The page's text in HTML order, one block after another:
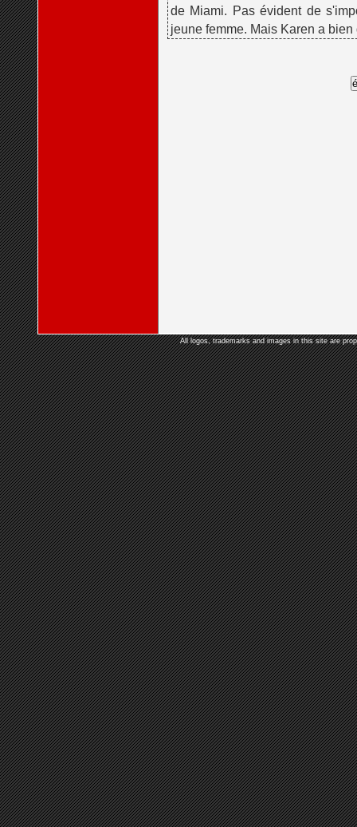
de Miami. Pas évident de
jeune femme. Mais Karen a bien
All logos, trademarks and images in this site are